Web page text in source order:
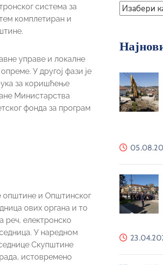
система за
комплетиран и
управе и локалне
У другој фази је
за коришћење
Министарства
фонда за програм
општине и Општинског
ових органа и то
реч, електронско
У наредном
Скупштине
истовремено